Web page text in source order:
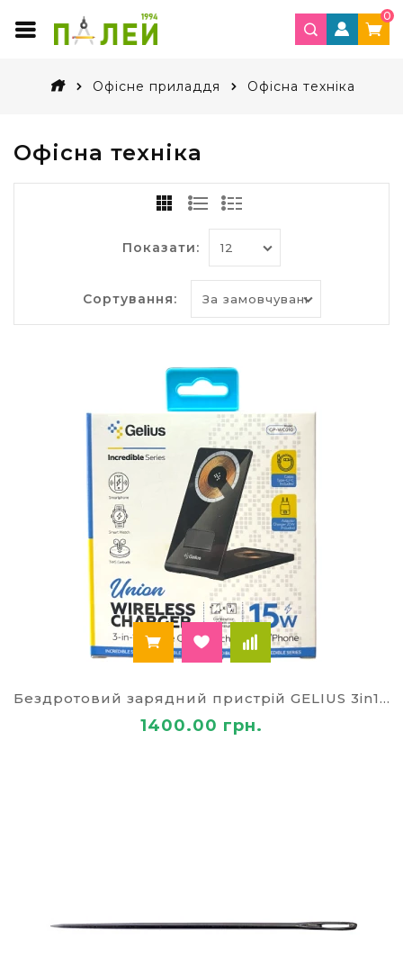
0
Офісне приладдя Офісна техніка
Офісна техніка
Показати:
Сортування:
Бездротовий зарядний пристрій GELIUS 3in1 15W Incredible Union GP-WC010 Чорний
1400.00 грн.